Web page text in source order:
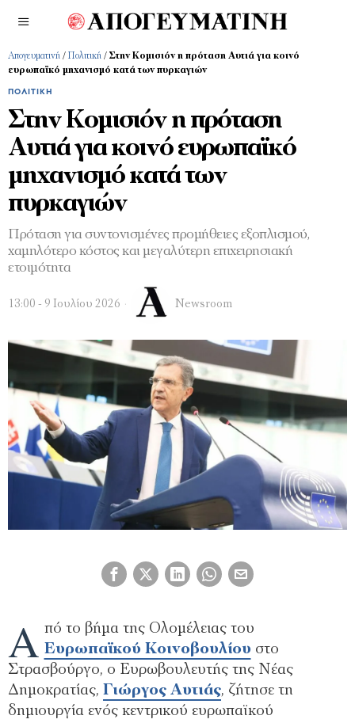
Απογευματινή / Πολιτική / Στην Κομισιόν η πρόταση Αυτιά για κοινό
ευρωπαϊκό μηχανισμό κατά των πυρκαγιών
ΠΟΛΙΤΙΚΉ
Στην Κομισιόν η πρόταση
Αυτιά για κοινό ευρωπαϊκό
μηχανισμό κατά των
πυρκαγιών
Πρόταση για συντονισμένες προμήθειες εξοπλισμού,
χαμηλότερο κόστος και μεγαλύτερη επιχειρησιακή
ετοιμότητα
13:00 - 9 Ιουλίου 2026 Newsroom
Α πό το βήμα της Ολομέλειας του
Ευρωπαϊκού Κοινοβουλίου στο
Στρασβούργο, ο Ευρωβουλευτής της Νέας
Δημοκρατίας, Γιώργος Αυτιάς, ζήτησε τη
δημιουργία ενός κεντρικού ευρωπαϊκού